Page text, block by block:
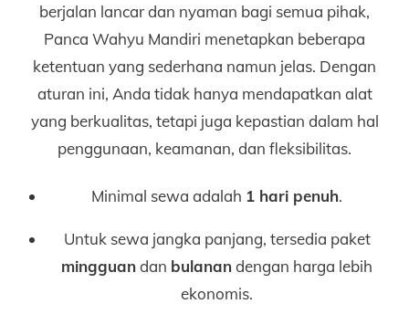
berjalan lancar dan nyaman bagi semua pihak,
Panca Wahyu Mandiri menetapkan beberapa
ketentuan yang sederhana namun jelas. Dengan
aturan ini, Anda tidak hanya mendapatkan alat
yang berkualitas, tetapi juga kepastian dalam hal
penggunaan, keamanan, dan fleksibilitas.
Minimal sewa adalah 1 hari penuh.
Untuk sewa jangka panjang, tersedia paket
mingguandan bulanandengan harga lebih
ekonomis.